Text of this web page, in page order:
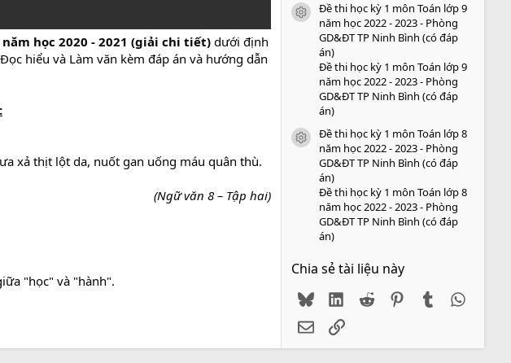
học 2020 - 2021 (giải chi tiết)dưới định
hiểu và Làm văn kèm đáp án và hướng dẫn
:
xả thịt lột da, nuốt gan uống máu quân thù.
(Ngữ văn 8 – Tập hai)
"học" và "hành".
icon tài liệu
Đề thi học kỳ 1 môn Toán lớp 9
năm học 2022 - 2023 - Phòng
GD&ĐT TP Ninh Bình (có đáp
án)
Đề thi học kỳ 1 môn Toán lớp 9
năm học 2022 - 2023 - Phòng
GD&ĐT TP Ninh Bình (có đáp
án)
icon tài liệu
Đề thi học kỳ 1 môn Toán lớp 8
năm học 2022 - 2023 - Phòng
GD&ĐT TP Ninh Bình (có đáp
án)
Đề thi học kỳ 1 môn Toán lớp 8
năm học 2022 - 2023 - Phòng
GD&ĐT TP Ninh Bình (có đáp
án)
Chia sẻ tài liệu này
BlueskyLinkedIn
Reddit PinterestTumblr
EmailLink